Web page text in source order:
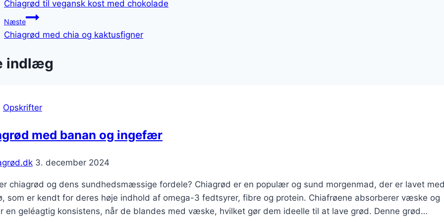
Chiagrød til vegansk kost med chokolade
Næste
Chiagrød med chia og kaktusfigner
indlæg
Opskrifter
med banan og ingefær
3. december 2024
chiagrød og dens sundhedsmæssige fordele? Chiagrød er en populær og sund morgenmad, der er lavet
som er kendt for deres høje indhold af omega-3 fedtsyrer, fibre og protein. Chiafrøene absorberer væske og
en geléagtig konsistens, når de blandes med væske, hvilket gør dem ideelle til at lave grød. Denne grød…